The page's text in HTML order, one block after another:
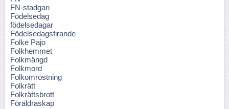
FN-stadgan
Födelsedag
födelsedagar
Födelsedagsfirande
Folke Pajo
Folkhemmet
Folkmängd
Folkmord
Folkomröstning
Folkrätt
Folkrättsbrott
Föräldraskap